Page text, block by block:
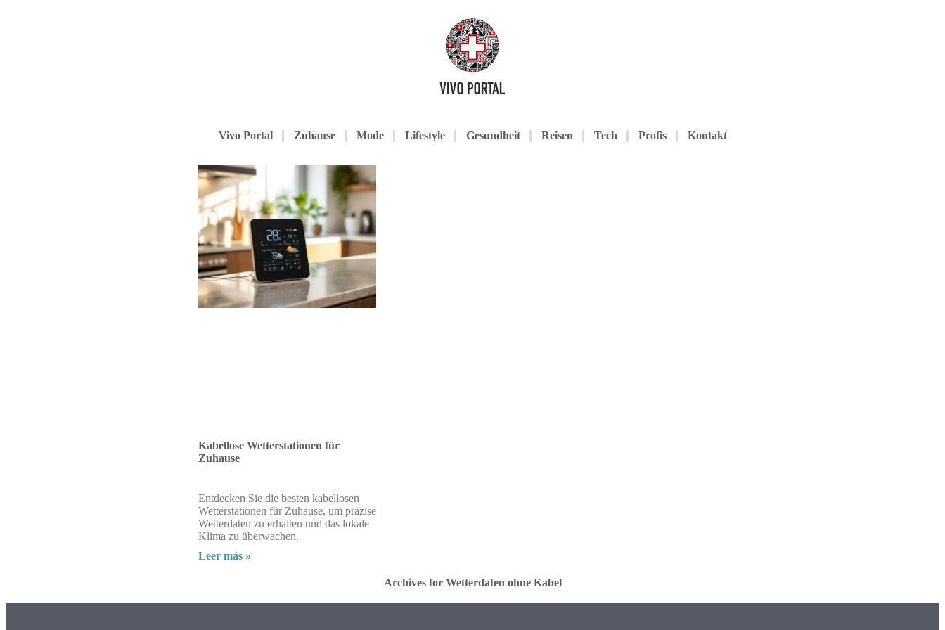
Vivo Portal Zuhause Mode Lifestyle Gesundheit Reisen Tech Profis Kontakt
Kabellose Wetterstationen für
Zuhause
Entdecken Sie die besten kabellosen
Wetterstationen für Zuhause, um präzise
Wetterdaten zu erhalten und das lokale
Klima zu überwachen.
Leer más »
Archives for Wetterdaten ohne Kabel